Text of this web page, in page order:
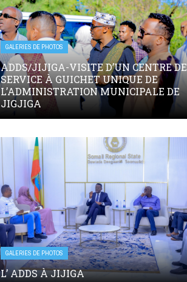
GALERIES DE PHOTOS
ADDS/JIJIGA-VISITE D’UN CENTRE DE
SERVICE À GUICHET UNIQUE DE
L’ADMINISTRATION MUNICIPALE DE
JIGJIGA
GALERIES DE PHOTOS
L’ ADDS À JIJIGA